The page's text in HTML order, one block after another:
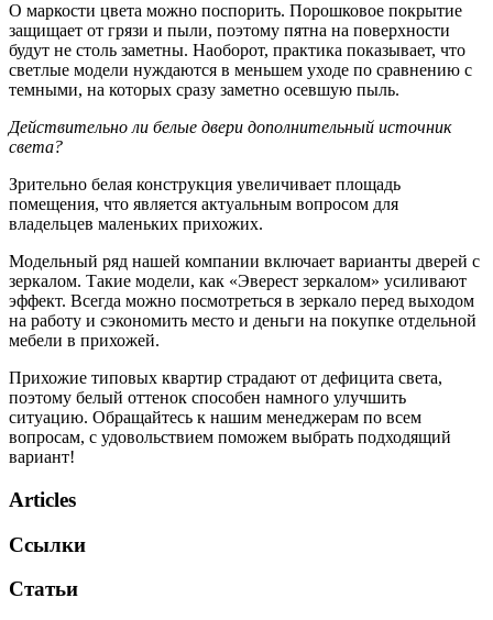
О маркости цвета можно поспорить. Порошковое покрытие
защищает от грязи и пыли, поэтому пятна на поверхности
будут не столь заметны. Наоборот, практика показывает, что
светлые модели нуждаются в меньшем уходе по сравнению с
темными, на которых сразу заметно осевшую пыль.
Действительно ли белые двери дополнительный источник
света?
Зрительно белая конструкция увеличивает площадь
помещения, что является актуальным вопросом для
владельцев маленьких прихожих.
Модельный ряд нашей компании включает варианты дверей с
зеркалом. Такие модели, как «Эверест зеркалом» усиливают
эффект. Всегда можно посмотреться в зеркало перед выходом
на работу и сэкономить место и деньги на покупке отдельной
мебели в прихожей.
Прихожие типовых квартир страдают от дефицита света,
поэтому белый оттенок способен намного улучшить
ситуацию. Обращайтесь к нашим менеджерам по всем
вопросам, с удовольствием поможем выбрать подходящий
вариант!
Articles
Ссылки
Статьи